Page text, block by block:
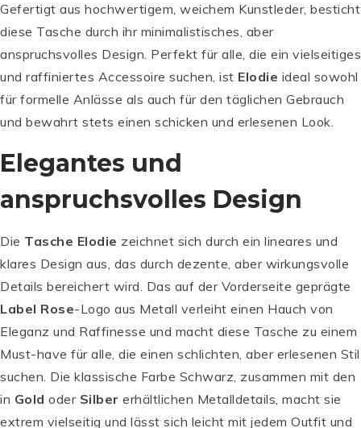
Gefertigt aus hochwertigem, weichem Kunstleder, besticht
diese Tasche durch ihr minimalistisches, aber
anspruchsvolles Design. Perfekt für alle, die ein vielseitiges
und raffiniertes Accessoire suchen, ist Elodie ideal sowohl
für formelle Anlässe als auch für den täglichen Gebrauch
und bewahrt stets einen schicken und erlesenen Look.
Elegantes und
anspruchsvolles Design
Die Tasche Elodie zeichnet sich durch ein lineares und
klares Design aus, das durch dezente, aber wirkungsvolle
Details bereichert wird. Das auf der Vorderseite geprägte
Label Rose-Logo aus Metall verleiht einen Hauch von
Eleganz und Raffinesse und macht diese Tasche zu einem
Must-have für alle, die einen schlichten, aber erlesenen Stil
suchen. Die klassische Farbe Schwarz, zusammen mit den
in Gold oder Silber erhältlichen Metalldetails, macht sie
extrem vielseitig und lässt sich leicht mit jedem Outfit und